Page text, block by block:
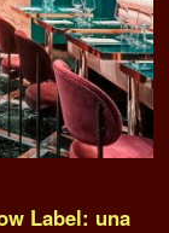
Label: una